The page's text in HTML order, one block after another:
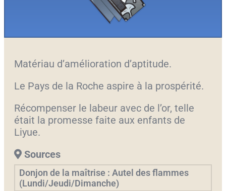
Matériau d’amélioration d’aptitude.
Le Pays de la Roche aspire à la prospérité.
Récompenser le labeur avec de l’or, telle
était la promesse faite aux enfants de
Liyue.
Sources
Donjon de la maîtrise : Autel des flammes
(Lundi/Jeudi/Dimanche)